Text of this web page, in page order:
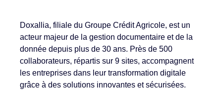
Doxallia, filiale du Groupe Crédit Agricole, est un
acteur majeur de la gestion documentaire et de la
donnée depuis plus de 30 ans. Près de 500
collaborateurs, répartis sur 9 sites, accompagnent
les entreprises dans leur transformation digitale
grâce à des solutions innovantes et sécurisées.